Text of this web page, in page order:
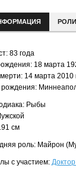
РОЛИ
83 года
18 марта
14 марта 2010
рождения:
Рыбы
см
роль: Майрон
с участием: